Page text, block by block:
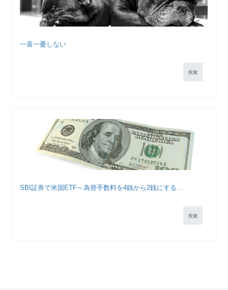
一喜一憂しない
投資
SBI証券で米国ETF～為替手数料を4銭から2銭にする...
投資